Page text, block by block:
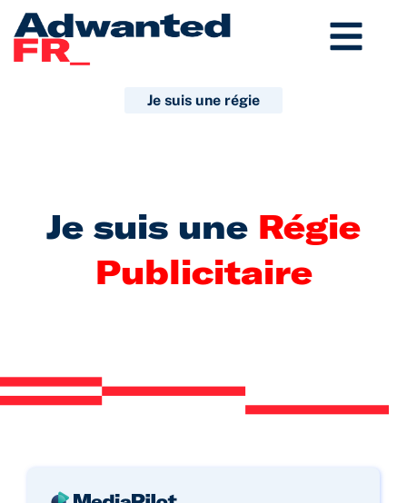
Aller
contenu
Je suis une régie
Je suis une Régie
Publicitaire